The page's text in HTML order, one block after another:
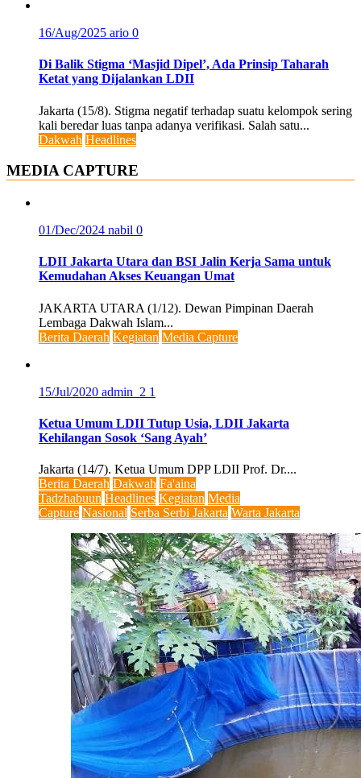
16/Aug/2025 ario 0
Di Balik Stigma ‘Masjid Dipel’, Ada Prinsip Taharah
Ketat yang Dijalankan LDII
Jakarta (15/8). Stigma negatif terhadap suatu kelompok sering
kali beredar luas tanpa adanya verifikasi. Salah satu...
Dakwah Headlines
MEDIA CAPTURE
01/Dec/2024 nabil 0
LDII Jakarta Utara dan BSI Jalin Kerja Sama untuk
Kemudahan Akses Keuangan Umat
JAKARTA UTARA (1/12). Dewan Pimpinan Daerah
Lembaga Dakwah Islam...
Berita Daerah Kegiatan Media Capture
15/Jul/2020 admin_2 1
Ketua Umum LDII Tutup Usia, LDII Jakarta
Kehilangan Sosok ‘Sang Ayah’
Jakarta (14/7). Ketua Umum DPP LDII Prof. Dr....
Berita Daerah Dakwah Fa'aina
Tadzhabuun Headlines Kegiatan Media
Capture Nasional Serba Serbi Jakarta Warta Jakarta